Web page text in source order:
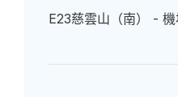
E23慈雲山（南） -